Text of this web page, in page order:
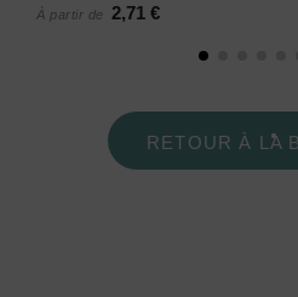
À partir de
2,71 €
RETOUR À LA